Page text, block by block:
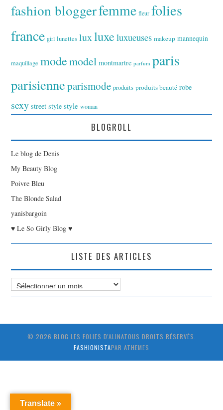
fashion bloggerfemme fleur folies
france girl lunettes luxluxeluxueuses makeup mannequin
maquillage modemodel montmartre parfum paris
parisienneparismode produits produits beauté robe
sexy street style style woman
BLOGROLL
Le blog de Denis
My Beauty Blog
Poivre Bleu
The Blonde Salad
yanisbargoin
♥ Le So Girly Blog ♥
LISTE DES ARTICLES
Liste
des
© 2026 BLOG LES FOLIES D'ALINATOUS DROITS RÉSERVÉS.
FASHIONISTAPAR ATHEMES
Translate »